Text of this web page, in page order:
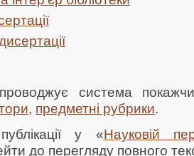
система
, предметні рубрики.
у «Науковій
до перегляду повного